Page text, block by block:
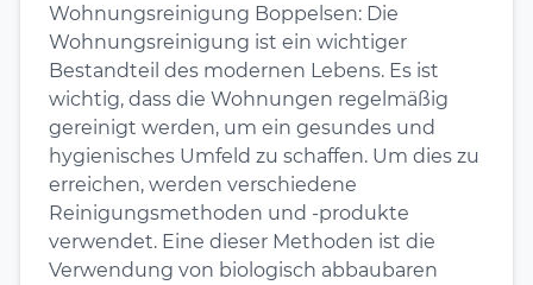
Wohnungsreinigung Boppelsen: Die
Wohnungsreinigung ist ein wichtiger
Bestandteil des modernen Lebens. Es ist
wichtig, dass die Wohnungen regelmäßig
gereinigt werden, um ein gesundes und
hygienisches Umfeld zu schaffen. Um dies zu
erreichen, werden verschiedene
Reinigungsmethoden und -produkte
verwendet. Eine dieser Methoden ist die
Verwendung von biologisch abbaubaren